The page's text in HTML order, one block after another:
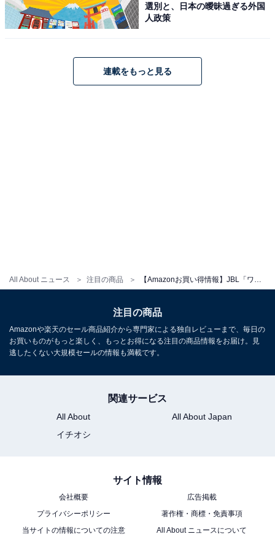
All About ニュース 注目の商品
JBL WAVE BEAM 2 ワイヤレスイヤホン アクティブ ノイ
リッドノイズキャンセリング/ハイレゾワイヤレスLDAC/
デュアルドライバー/マルチポイント/防塵・防水/ワイヤレ
ス充電対応/スマートタッチディスプレイ搭載/ブラック /
JBLTOURPRO3BLK
Amazonで見る
JBL SENSE LITE 完全ワイヤレスイヤホン/オープンイヤ
選別と、日本の曖昧過ぎる外国
人政策
連載をもっと見る
注目の商品
Amazonや楽天のセール商品紹介から専門家による独自レビューまで、毎日の
お買いものがもっと楽しく、もっとお得になる注目の商品情報をお届け。見
逃したくない大規模セールの情報も満載です。
関連サービス
All About
All About Japan
イチオシ
サイト情報
会社概要
広告掲載
プライバシーポリシー
著作権・商標・免責事項
当サイトの情報についての注意
All About ニュースについて